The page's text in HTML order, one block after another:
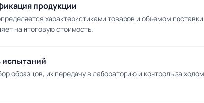
продукции
характеристиками товаров и объемом поставки
на итоговую стоимость.
испытаний
образцов, их передачу в лабораторию и контроль за ходом